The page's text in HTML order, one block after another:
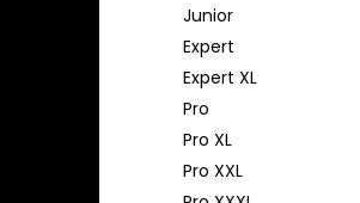
Junior
Expert
Expert XL
Pro
Pro XL
Pro XXL